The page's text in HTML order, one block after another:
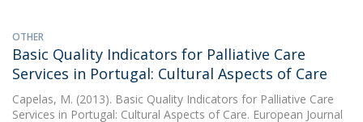
OTHER
Basic Quality Indicators for Palliative Care
Services in Portugal: Cultural Aspects of Care
Capelas, M. (2013). Basic Quality Indicators for Palliative Care
Services in Portugal: Cultural Aspects of Care. European Journal